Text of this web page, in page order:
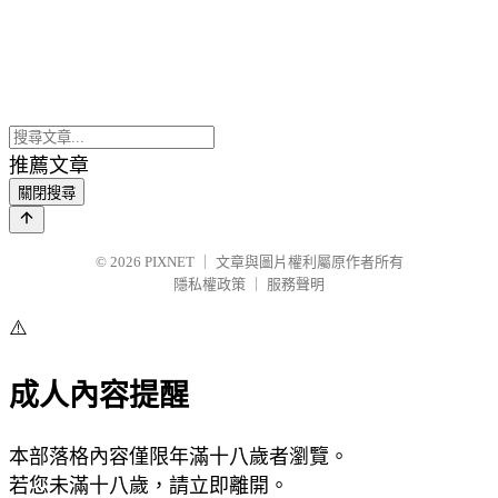
推薦文章
關閉搜尋
© 2026 PIXNET
文章與圖片權利屬原作者所有
隱私權政策
服務聲明
⚠️
成人內容提醒
本部落格內容僅限年滿十八歲者瀏覽。
若您未滿十八歲，請立即離開。